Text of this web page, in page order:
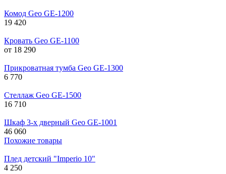
Комод Geo GE-1200
19 420
Кровать Geo GE-1100
от 18 290
Прикроватная тумба Geo GE-1300
6 770
Стеллаж Geo GE-1500
16 710
Шкаф 3-х дверный Geo GE-1001
46 060
Похожие товары
Плед детский "Imperio 10"
4 250